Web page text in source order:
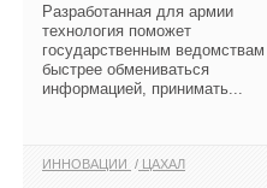
Разработанная для армии
технология поможет
государственным ведомствам
быстрее обмениваться
информацией, принимать...
ИННОВАЦИИ ЦАХАЛ